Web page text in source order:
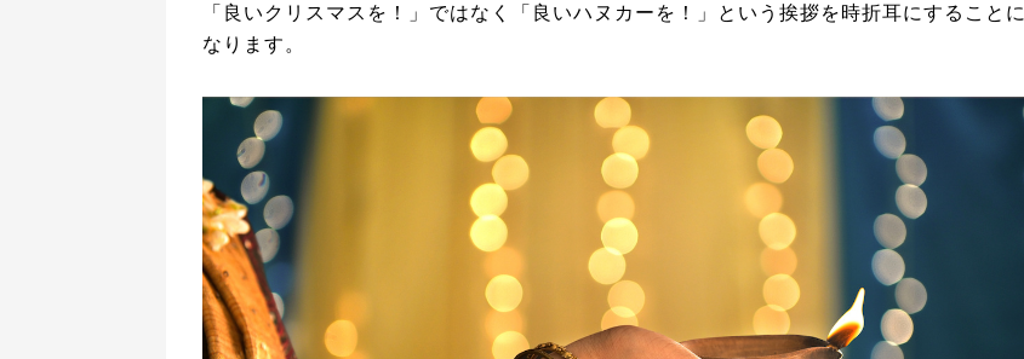
「良いクリスマスを！」ではなく「良いハヌカーを！」という挨拶を時折耳にすることに
なります。